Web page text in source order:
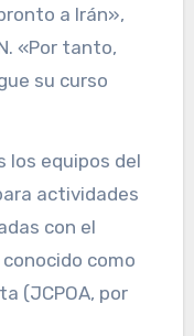
a Irán»,
«Por tanto,
su curso
los equipos del
actividades
con el
como
(JCPOA, por